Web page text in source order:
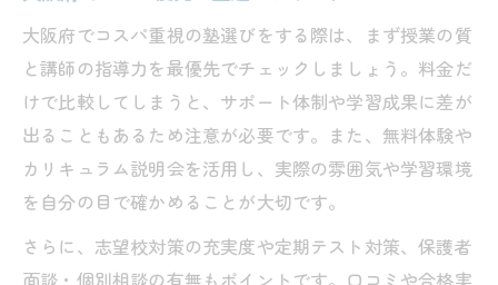
大阪府でコスパ重視の塾選びをする際は、まず授業の質
と講師の指導力を最優先でチェックしましょう。料金だ
けで比較してしまうと、サポート体制や学習成果に差が
出ることもあるため注意が必要です。また、無料体験や
カリキュラム説明会を活用し、実際の雰囲気や学習環境
を自分の目で確かめることが大切です。
さらに、志望校対策の充実度や定期テスト対策、保護者